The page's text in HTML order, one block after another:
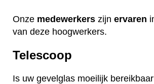
Onze medewerkers zijn ervaren
van deze hoogwerkers.
Telescoop
Is uw gevelglas moeilijk